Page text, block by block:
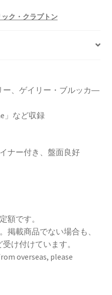
ク・クラプトン
ー、ゲイリー・ブルッカ―
」など収録
ナー付き、盤面良好
額です。
掲載商品でない場合も、
受け付けています。
overseas, please